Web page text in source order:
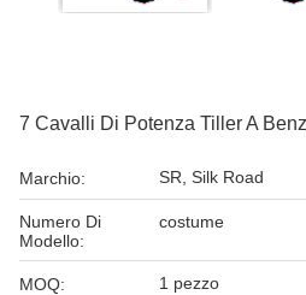
7 Cavalli Di Potenza Tiller A
Marchio: SR, Silk Road
Numero Di
Modello:
costume
MOQ: 1 pezzo